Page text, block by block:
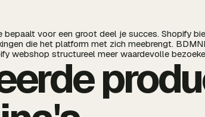
voor een groot deel je succes. Shopify
die het platform met zich meebrengt.
webshop structureel meer waardevolle